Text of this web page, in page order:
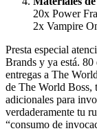
20x Power
2x Vampire
Presta especial
Brands y ya está.
entregas a The
de The World Boss,
adicionales para
verdaderamente tu
“consumo de